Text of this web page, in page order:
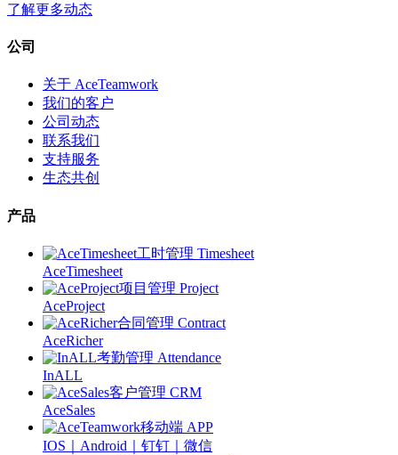
了解更多动态
公司
关于 AceTeamwork
我们的客户
公司动态
联系我们
支持服务
生态共创
产品
工时管理 Timesheet
AceTimesheet
项目管理 Project
AceProject
合同管理 Contract
AceRicher
考勤管理 Attendance
InALL
客户管理 CRM
AceSales
移动端 APP
IOS｜Android｜钉钉｜微信